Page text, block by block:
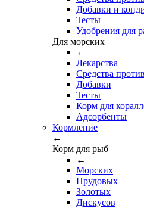
Добавки и
Тесты
Удобрения для
Для морских
←
Лекарства
Средства
Добавки
Тесты
Корм для
Адсорбенты
Кормление
←
Корм для рыб
←
Морских
Прудовых
Золотых
Дискусов